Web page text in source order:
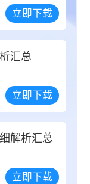
立即下载
汇总
立即下载
解析汇总
立即下载